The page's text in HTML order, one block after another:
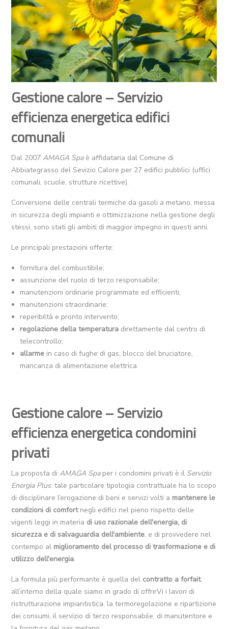
Gestione calore – Servizio
efficienza energetica edifici
comunali
Dal 2007AMAGA Spaè affidataria dal Comune di
Abbiategrasso del Sevizio Calore per 27 edifici pubblici (uffici
comunali, scuole, strutture ricettive).
Conversione delle centrali termiche da gasoli a metano, messa
in sicurezza degli impianti e ottimizzazione nella gestione degli
stessi, sono stati gli ambiti di maggior impegno in questi anni.
Le principali prestazioni offerte:
fornitura del combustibile;
assunzione del ruolo di terzo responsabile;
manutenzioni ordinarie programmate ed efficienti;
manutenzioni straordinarie;
reperibiltà e pronto intervento;
regolazione della temperatura direttamente dal centro di
telecontrollo;
allarme in caso di fughe di gas, blocco del bruciatore,
mancanza di alimentazione elettrica.
Gestione calore – Servizio
efficienza energetica condomini
privati
La proposta diAMAGA Spaper i condomini privati è il Servizio
Energia Plus: tale particolare tipologia contrattuale ha lo scopo
di disciplinare l’erogazione di beni e servizi volti a mantenere le
condizioni di comfortnegli edifici nel pieno rispetto delle
vigenti leggi in materia di uso razionale dell'energia, di
sicurezza e di salvaguardia dell'ambiente, e di provvedere nel
contempo al miglioramento del processo di trasformazione e di
utilizzo dell'energia.
La formula più performante è quella del contratto a forfait,
all’interno della quale siamo in grado di offrirVi i lavori di
ristrutturazione impiantistica, la termoregolazione e ripartizione
dei consumi, il servizio di terzo responsabile, di manutentore e